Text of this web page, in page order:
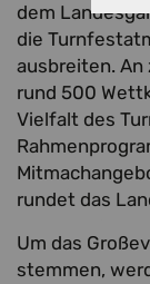
dem
die
ausbreiten.
rund 500
Vielfalt des
rundet das
Um das
stemmen,